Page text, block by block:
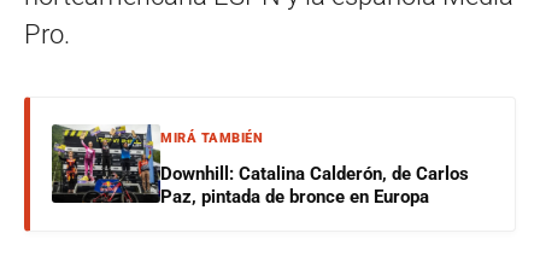
Pro.
MIRÁ TAMBIÉN
Downhill: Catalina Calderón, de Carlos
Paz, pintada de bronce en Europa